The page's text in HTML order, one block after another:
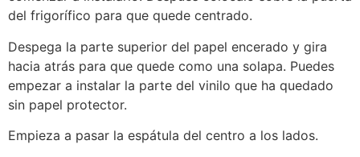
del frigorífico para que quede centrado.
Despega la parte superior del papel encerado y gira
hacia atrás para que quede como una solapa. Puedes
empezar a instalar la parte del vinilo que ha quedado
sin papel protector.
Empieza a pasar la espátula del centro a los lados.